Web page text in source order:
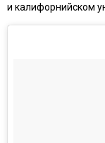
и калифорнийском